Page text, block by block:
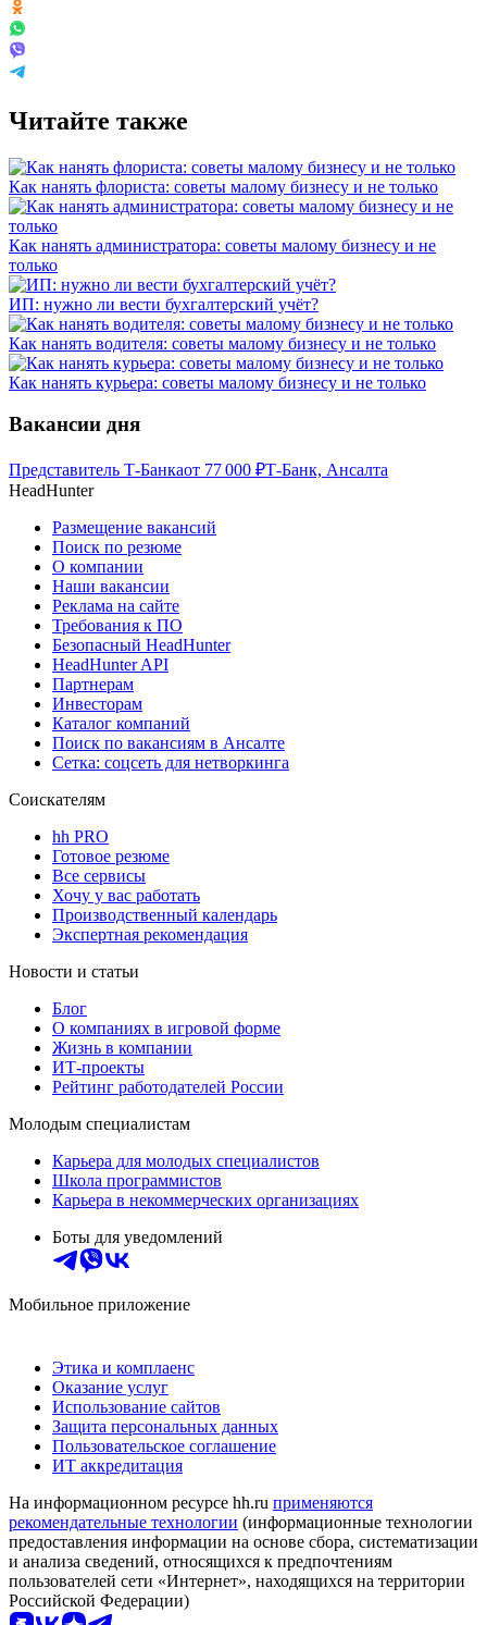
Читайте также
Как нанять флориста: советы малому бизнесу и не только
Как нанять администратора: советы малому бизнесу и не
только
ИП: нужно ли вести бухгалтерский учёт?
Как нанять водителя: советы малому бизнесу и не только
Как нанять курьера: советы малому бизнесу и не только
Вакансии дня
Представитель Т-Банкаот 77 000 ₽Т-Банк, Ансалта
HeadHunter
Размещение вакансий
Поиск по резюме
О компании
Наши вакансии
Реклама на сайте
Требования к ПО
Безопасный HeadHunter
HeadHunter API
Партнерам
Инвесторам
Каталог компаний
Поиск по вакансиям в Ансалте
Сетка: соцсеть для нетворкинга
Соискателям
hh PRO
Готовое резюме
Все сервисы
Хочу у вас работать
Производственный календарь
Экспертная рекомендация
Новости и статьи
Блог
О компаниях в игровой форме
Жизнь в компании
ИТ-проекты
Рейтинг работодателей России
Молодым специалистам
Карьера для молодых специалистов
Школа программистов
Карьера в некоммерческих организациях
Боты для уведомлений
Мобильное приложение
Этика и комплаенс
Оказание услуг
Использование сайтов
Защита персональных данных
Пользовательское соглашение
ИТ аккредитация
На информационном ресурсе hh.ru применяются
рекомендательные технологии (информационные технологии
предоставления информации на основе сбора, систематизации
и анализа сведений, относящихся к предпочтениям
пользователей сети «Интернет», находящихся на территории
Российской Федерации)